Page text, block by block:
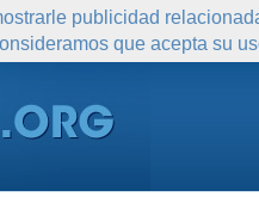
publicidad
que acepta su